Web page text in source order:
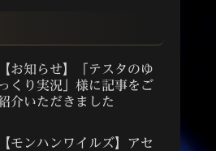
【お知らせ】「テスタのゆ
っくり実況」様に記事をご
介いただきました
【モンハンワイルズ】アセ